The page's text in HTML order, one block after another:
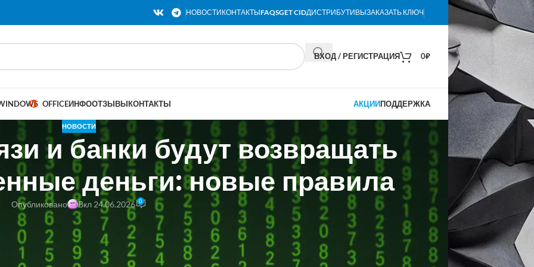
НОВОСТИКОНТАКТЫFAQSGET CIDДИСТРИБУТИВЫЗАКАЗАТЬ КЛЮЧ
ВХОД / РЕГИСТРАЦИЯ 0₽
OFFICEИНФООТЗЫВЫКОНТАКТЫ АКЦИИПОДДЕРЖКА
НОВОСТИ
и банки будут возвращать
деньги: новые правила
Опубликовано Вкл 24.06.2026 0
пакет антимошеннических поправок предусматривает возможность компенсации средств граждан,
Компенсации будут выплачивать банки или сотовые операторы — в зависимости от выполнения
В том числе операторы связи должны будут выявлять и блокировать звонки с мошеннических
факты заражения устройств клиентов. В рамках нового регулирования деятельности кредитных